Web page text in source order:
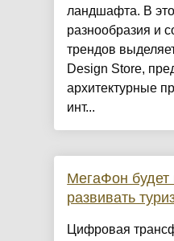
ландшафта. В
разнообразия и
трендов
Design Store,
архитектурные
инт...
МегаФон будет
развивать
Цифровая